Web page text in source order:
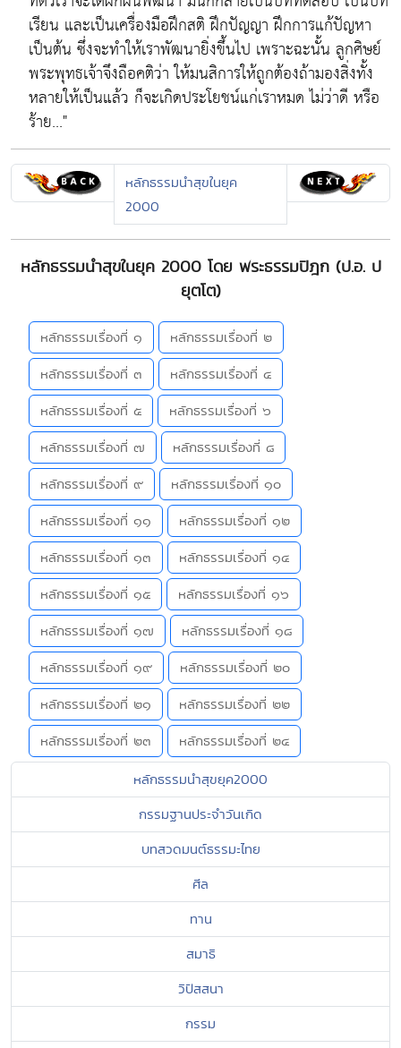
เรียน และเป็นเครื่องมือฝึกสติ ฝึกปัญญา ฝึกการแก้ปัญหา
เป็นต้น ซึ่งจะทำให้เราพัฒนายิ่งขึ้นไป เพราะฉะนั้น ลูกศิษย์
พระพุทธเจ้าจึงถือคติว่า ให้มนสิการให้ถูกต้องถ้ามองสิ่งทั้ง
หลายให้เป็นแล้ว ก็จะเกิดประโยชน์แก่เราหมด ไม่ว่าดี หรือ
ร้าย..."
หลักธรรมนำสุขในยุค
2000
หลักธรรมนำสุขในยุค 2000 โดย พระธรรมปิฎก (ป.อ. ป
ยุตโต)
หลักธรรมเรื่องที่ ๑
หลักธรรมเรื่องที่ ๒
หลักธรรมเรื่องที่ ๓
หลักธรรมเรื่องที่ ๔
หลักธรรมเรื่องที่ ๕
หลักธรรมเรื่องที่ ๖
หลักธรรมเรื่องที่ ๗
หลักธรรมเรื่องที่ ๘
หลักธรรมเรื่องที่ ๙
หลักธรรมเรื่องที่ ๑๐
หลักธรรมเรื่องที่ ๑๑
หลักธรรมเรื่องที่ ๑๒
หลักธรรมเรื่องที่ ๑๓
หลักธรรมเรื่องที่ ๑๔
หลักธรรมเรื่องที่ ๑๕
หลักธรรมเรื่องที่ ๑๖
หลักธรรมเรื่องที่ ๑๗
หลักธรรมเรื่องที่ ๑๘
หลักธรรมเรื่องที่ ๑๙
หลักธรรมเรื่องที่ ๒๐
หลักธรรมเรื่องที่ ๒๑
หลักธรรมเรื่องที่ ๒๒
หลักธรรมเรื่องที่ ๒๓
หลักธรรมเรื่องที่ ๒๔
หลักธรรมนำสุขยุค2000
กรรมฐานประจำวันเกิด
บทสวดมนต์ธรรมะไทย
ศีล
ทาน
สมาธิ
วิปัสสนา
กรรม